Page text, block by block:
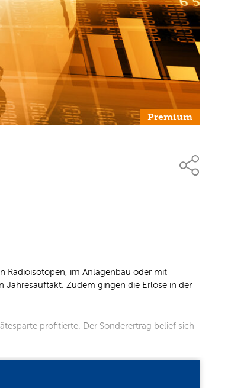
Premium
Radioisotopen, im Anlagenbau oder mit
Zudem gingen die Erlöse in der
profitierte. Der Sonderertrag belief sich